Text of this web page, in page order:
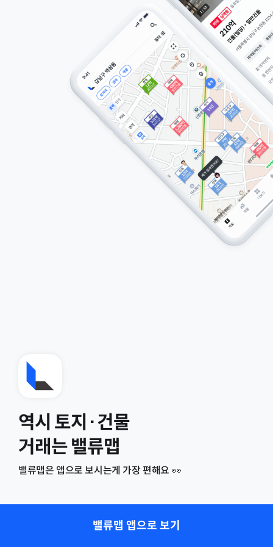
역시 토지·건물
거래는 밸류맵
밸류맵은 앱으로 보시는게 가장 편해요 👀
밸류맵 앱으로 보기